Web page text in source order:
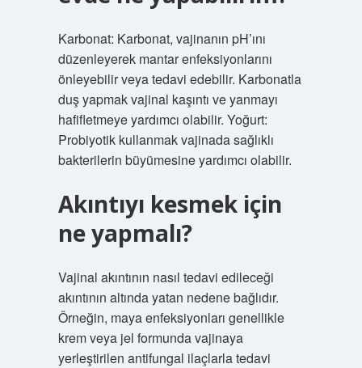
Karbonat: Karbonat, vajinanın pH’ını
düzenleyerek mantar enfeksiyonlarını
önleyebilir veya tedavi edebilir. Karbonatla
duş yapmak vajinal kaşıntı ve yanmayı
hafifletmeye yardımcı olabilir. Yoğurt:
Probiyotik kullanmak vajinada sağlıklı
bakterilerin büyümesine yardımcı olabilir.
Akıntıyı kesmek için
ne yapmalı?
Vajinal akıntının nasıl tedavi edileceği
akıntının altında yatan nedene bağlıdır.
Örneğin, maya enfeksiyonları genellikle
krem ​​veya jel formunda vajinaya
yerleştirilen antifungal ilaçlarla tedavi